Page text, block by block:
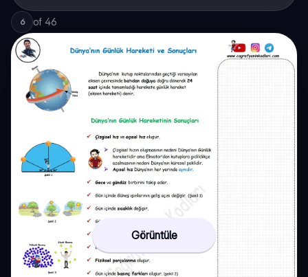
6 of 46
Görüntüle